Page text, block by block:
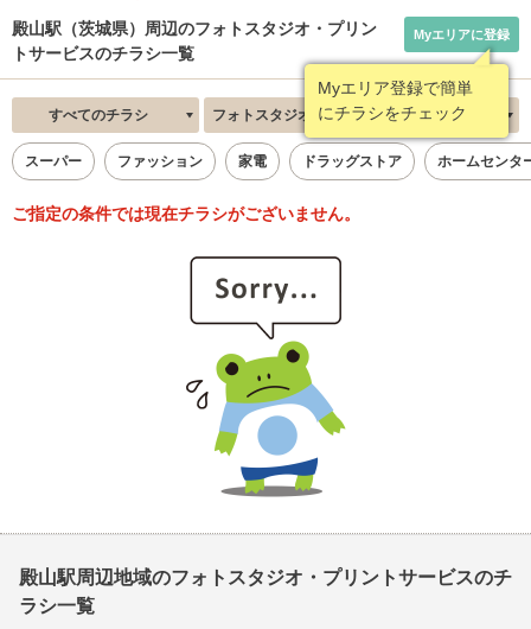
殿山駅（茨城県）周辺のフォトスタジオ・プリン
トサービスのチラシ一覧
Myエリア登録で簡単
にチラシをチェック
Myエリアに登録
すべてのチラシ フォトスタジオ・プリントサービス 新着順
スーパー ファッション 家電 ドラッグストア ホームセンタ
ご指定の条件では現在チラシがございません。
殿山駅周辺地域のフォトスタジオ・プリントサービスのチ
ラシ一覧